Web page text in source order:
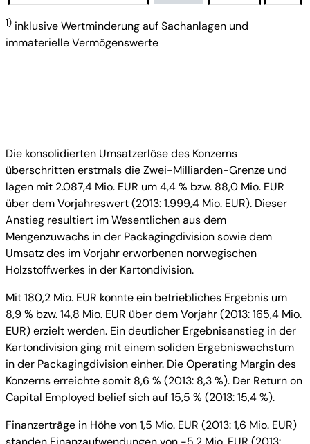
1) inklusive Wertminderung auf Sachanlagen und
immaterielle Vermögenswerte
Die konsolidierten Umsatzerlöse des Konzerns
überschritten erstmals die Zwei-Milliarden-Grenze und
lagen mit 2.087,4 Mio. EUR um 4,4 % bzw. 88,0 Mio. EUR
über dem Vorjahreswert (2013: 1.999,4 Mio. EUR). Dieser
Anstieg resultiert im Wesentlichen aus dem
Mengenzuwachs in der Packagingdivision sowie dem
Umsatz des im Vorjahr erworbenen norwegischen
Holzstoffwerkes in der Kartondivision.
Mit 180,2 Mio. EUR konnte ein betriebliches Ergebnis um
8,9 % bzw. 14,8 Mio. EUR über dem Vorjahr (2013: 165,4 Mio.
EUR) erzielt werden. Ein deutlicher Ergebnisanstieg in der
Kartondivision ging mit einem soliden Ergebniswachstum
in der Packagingdivision einher. Die Operating Margin des
Konzerns erreichte somit 8,6 % (2013: 8,3 %). Der Return on
Capital Employed belief sich auf 15,5 % (2013: 15,4 %).
Finanzerträge in Höhe von 1,5 Mio. EUR (2013: 1,6 Mio. EUR)